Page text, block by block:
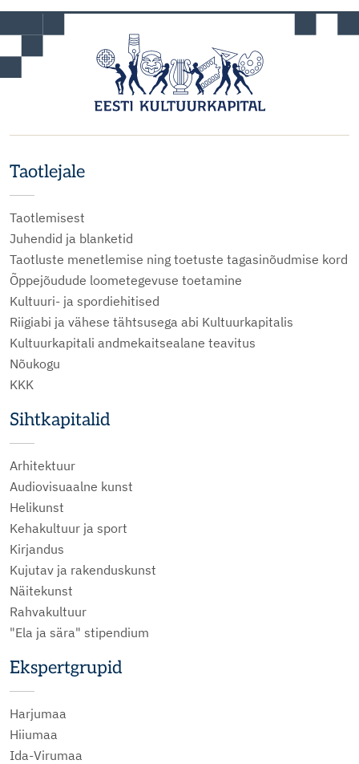
Taotlejale
Taotlemisest
Juhendid ja blanketid
Taotluste menetlemise ning toetuste tagasinõudmise kord
Õppejõudude loometegevuse toetamine
Kultuuri- ja spordiehitised
Riigiabi ja vähese tähtsusega abi Kultuurkapitalis
Kultuurkapitali andmekaitsealane teavitus
Nõukogu
KKK
Sihtkapitalid
Arhitektuur
Audiovisuaalne kunst
Helikunst
Kehakultuur ja sport
Kirjandus
Kujutav ja rakenduskunst
Näitekunst
Rahvakultuur
"Ela ja sära" stipendium
Ekspertgrupid
Harjumaa
Hiiumaa
Ida-Virumaa